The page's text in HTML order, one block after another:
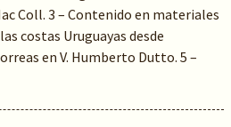
Coll. 3 – Contenido en materiales
costas Uruguayas desde
en V. Humberto Dutto. 5 –